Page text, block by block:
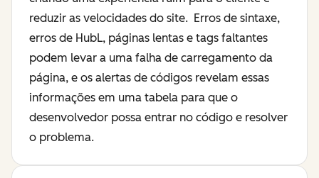
reduzir as velocidades do site. Erros de sintaxe,
erros de HubL, páginas lentas e tags faltantes
podem levar a uma falha de carregamento da
página, e os alertas de códigos revelam essas
informações em uma tabela para que o
desenvolvedor possa entrar no código e resolver
o problema.